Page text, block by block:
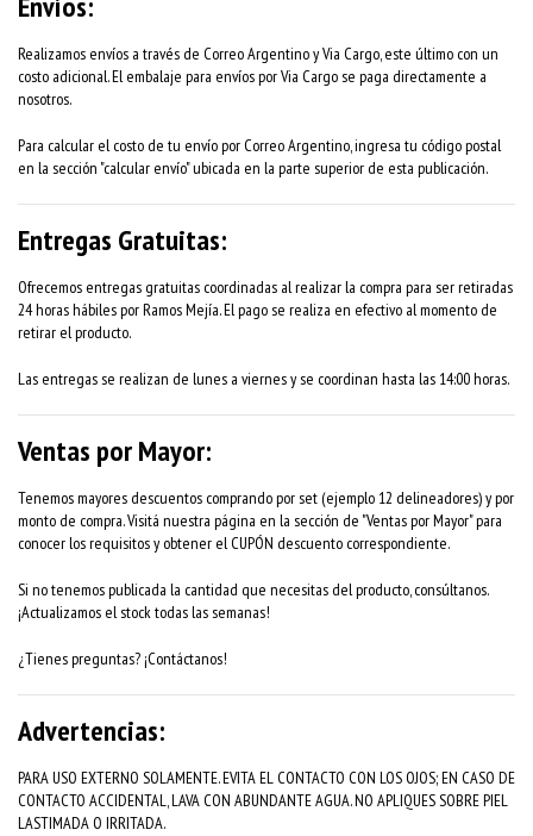
Realizamos envíos a través de Correo Argentino y Via Cargo, este último con un
costo adicional. El embalaje para envíos por Via Cargo se paga directamente a
nosotros.
Para calcular el costo de tu envío por Correo Argentino, ingresa tu código postal
en la sección "calcular envío" ubicada en la parte superior de esta publicación.
Entregas Gratuitas:
Ofrecemos entregas gratuitas coordinadas al realizar la compra para ser retiradas
24 horas hábiles por Ramos Mejía. El pago se realiza en efectivo al momento de
retirar el producto.
Las entregas se realizan de lunes a viernes y se coordinan hasta las 14:00 horas.
Ventas por Mayor:
Tenemos mayores descuentos comprando por set (ejemplo 12 delineadores) y por
monto de compra. Visitá nuestra página en la sección de "Ventas por Mayor" para
conocer los requisitos y obtener el CUPÓN descuento correspondiente.
Si no tenemos publicada la cantidad que necesitas del producto, consúltanos.
¡Actualizamos el stock todas las semanas!
¿Tienes preguntas? ¡Contáctanos!
Advertencias:
PARA USO EXTERNO SOLAMENTE. EVITA EL CONTACTO CON LOS OJOS; EN CASO DE
CONTACTO ACCIDENTAL, LAVA CON ABUNDANTE AGUA. NO APLIQUES SOBRE PIEL
LASTIMADA O IRRITADA.